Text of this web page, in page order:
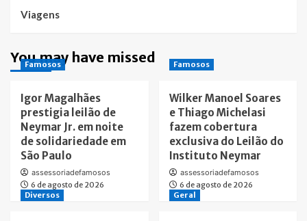
Viagens
You may have missed
Famosos
Igor Magalhães
prestigia leilão de
Neymar Jr. em noite
de solidariedade em
São Paulo
assessoriadefamosos
6 de agosto de 2026
Famosos
Wilker Manoel Soares
e Thiago Michelasi
fazem cobertura
exclusiva do Leilão do
Instituto Neymar
assessoriadefamosos
6 de agosto de 2026
Diversos
Geral